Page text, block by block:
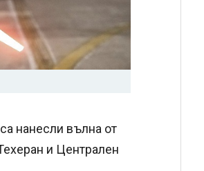
нанесли вълна от
и Централен